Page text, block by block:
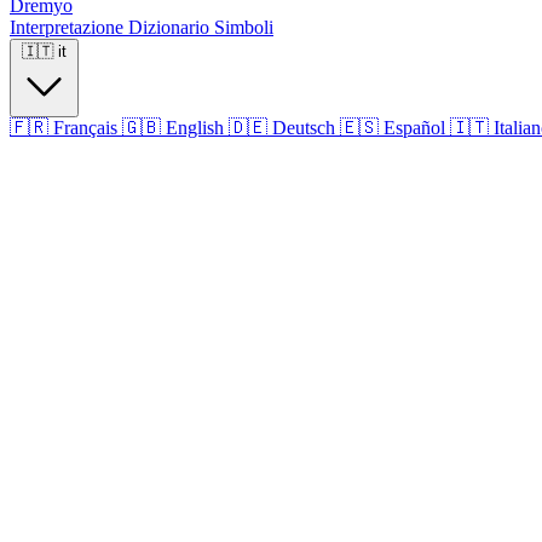
Dremyo
Interpretazione Dizionario Simboli
🇮🇹 it
🇫🇷 Français 🇬🇧 English 🇩🇪 Deutsch 🇪🇸 Español 🇮🇹